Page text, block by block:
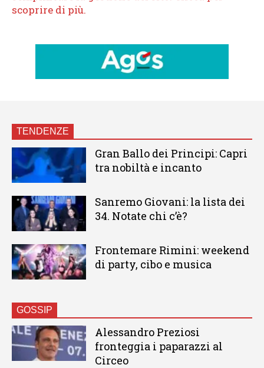
TENDENZE
Gran Ballo dei Principi: Capri
tra nobiltà e incanto
Sanremo Giovani: la lista dei
34. Notate chi c’è?
Frontemare Rimini: weekend
di party, cibo e musica
GOSSIP
Alessandro Preziosi
fronteggia i paparazzi al
Circeo